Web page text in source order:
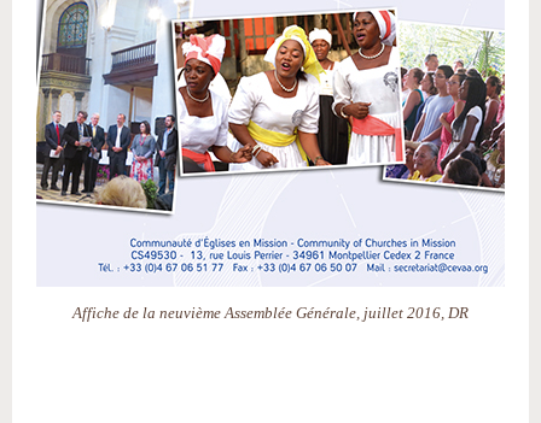
Affiche de la neuvième Assemblée Générale, juillet 2016, DR